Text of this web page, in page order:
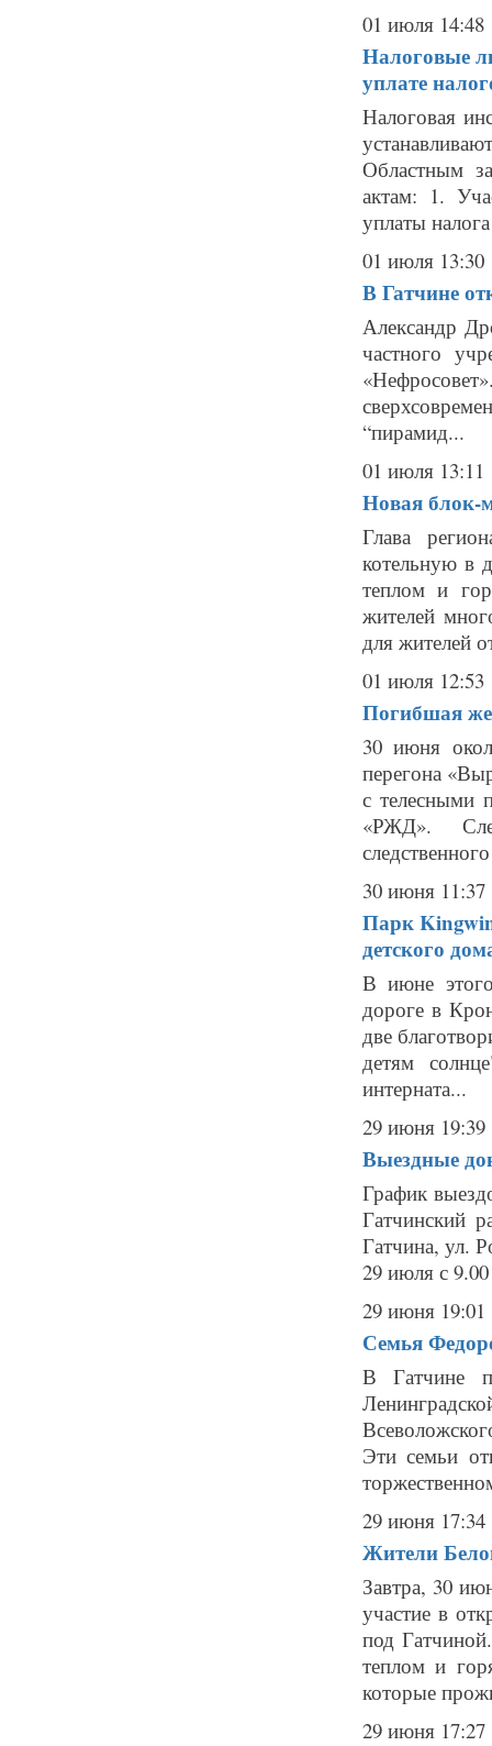
01 июля 14:48
Налоговые
уплате
Налоговая
Областным
актам: 1.​
уплаты
01 июля 13:30
В Гатчине
Александр
частного
“пирамид...
01 июля 13:11
Новая блок-
Глава
котельную в
теплом и
жителей
для жителей
01 июля 12:53
Погибшая
30 июня
перегона
с телесными
«РЖД».
30 июня 11:37
Парк
детского
В июне
дороге в
две
детям
интерната...
29 июня 19:39
Выездные
График
Гатчинский
Гатчина, ул.
29 июля с
29 июня 19:01
Семья
В Гатчине
Эти семьи
29 июня 17:34
Жители
Завтра, 30
участие в
под
теплом и
которые
29 июня 17:27